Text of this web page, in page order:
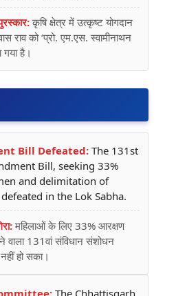
कृषि क्षेत्र में उत्कृष्ट योगदान
राव को ‘प्रो. एम.एस. स्वामीनाथन
गया है।
Bill Defeated: The 131st
Bill, seeking 33%
and delimitation of
in the Lok Sabha.
महिलाओं के लिए 33% आरक्षण
वाला 131वां संविधान संशोधन
हो सका।
The Chhattisgarh